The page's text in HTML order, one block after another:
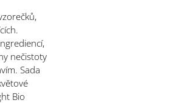
nečistoty
Sada
Bio